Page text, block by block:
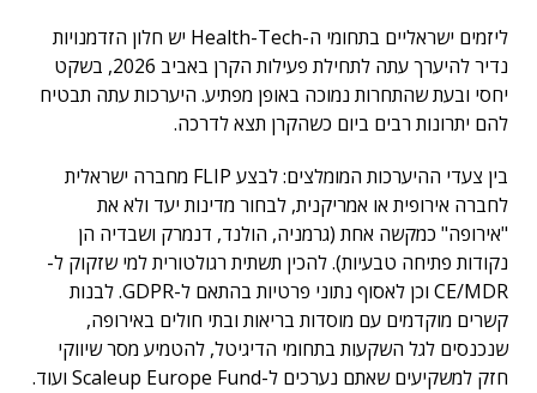
ליזמים ישראליים בתחומי ה-Health-Tech יש חלון הזדמנויות
נדיר להיערך עתה לתחילת פעילות הקרן באביב 2026, בשקט
יחסי ובעת שהתחרות נמוכה באופן מפתיע. היערכות עתה תבטיח
להם יתרונות רבים ביום כשהקרן תצא לדרכה.
בין צעדי ההיערכות המומלצים: לבצע FLIP מחברה ישראלית
לחברה אירופית או אמריקנית, לבחור מדינות יעד ולא את
"אירופה" כמקשה אחת (גרמניה, הולנד, דנמרק ושבדיה הן
נקודות פתיחה טבעיות). להכין תשתית רגולטורית למי שזקוק ל-
CE/MDR וכן לאסוף נתוני פרטיות בהתאם ל-GDPR. לבנות
קשרים מוקדמים עם מוסדות בריאות ובתי חולים באירופה,
שנכנסים לגל השקעות בתחומי הדיגיטל, להטמיע מסר שיווקי
חזק למשקיעים שאתם נערכים ל-Scaleup Europe Fund ועוד.